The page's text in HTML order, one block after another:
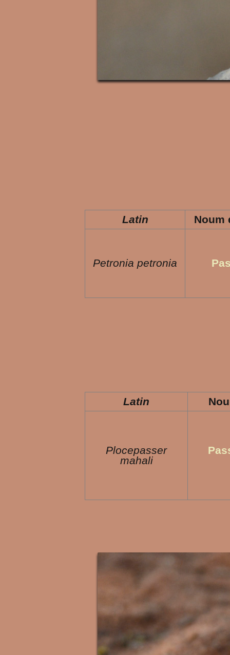
Latin Noum
Petronia petronia
Latin
Plocepasser
mahali